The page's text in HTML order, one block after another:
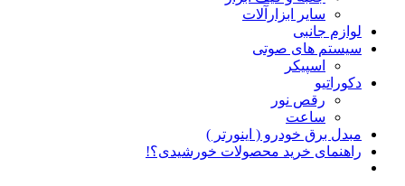
سایر ابزارآلات
لوازم جانبی
سیستم های صوتی
اسپیکر
دکوراتیو
رقص نور
ساعت
مبدل برق خودرو ( اینورتر )
راهنمای خرید محصولات خورشیدی؟!